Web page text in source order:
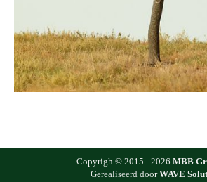
Copyrigh © 2015 - 2026 MBB
Gerealiseerd doorWAVE